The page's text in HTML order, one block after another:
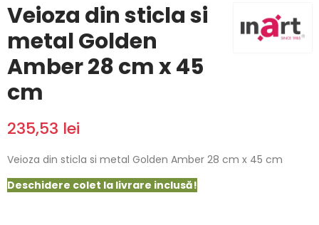
Veioza din sticla si
metal Golden
Amber 28 cm x 45
cm
235,53 lei
Veioza din sticla si metal Golden Amber 28 cm x 45 cm
Deschidere colet la livrare inclusă!